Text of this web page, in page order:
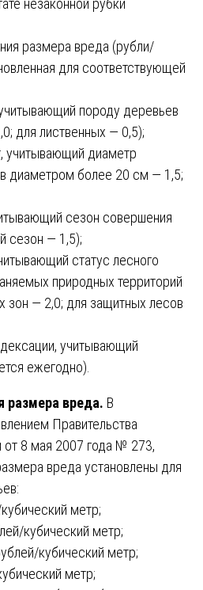
незаконной рубки
размера вреда (рубли/
для соответствующей
породу деревьев
для лиственных — 0,5);
учитывающий диаметр
диаметром более 20 см — 1,5;
сезон совершения
сезон — 1,5);
статус лесного
природных территорий
зон — 2,0; для защитных лесов
учитывающий
ежегодно).
размера вреда. В
Правительства
8 мая 2007 года № 273,
вреда установлены для
метр;
кубический метр;
кубический метр;
метр;